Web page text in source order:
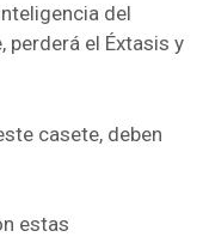
del
perderá el Éxtasis y
casete, deben
estas